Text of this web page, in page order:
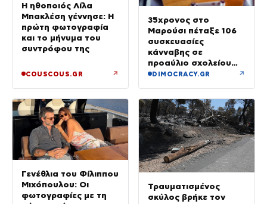
Η ηθοποιός Λίλα
Μπακλέση γέννησε: Η
πρώτη φωτογραφία
και το μήνυμα του
συντρόφου της
COUSCOUS.GR ↗
35χρονος στο
Μαρούσι πέταξε 106
συσκευασίες
κάνναβης σε
προαύλιο σχολείου
και έφυγε μόλις είδε
DIMOCRACY.GR ↗
Γενέθλια του Φίλιππου
Μιχόπουλου: Οι
φωτογραφίες με τη
Τραυματισμένος
σκύλος βρήκε τον